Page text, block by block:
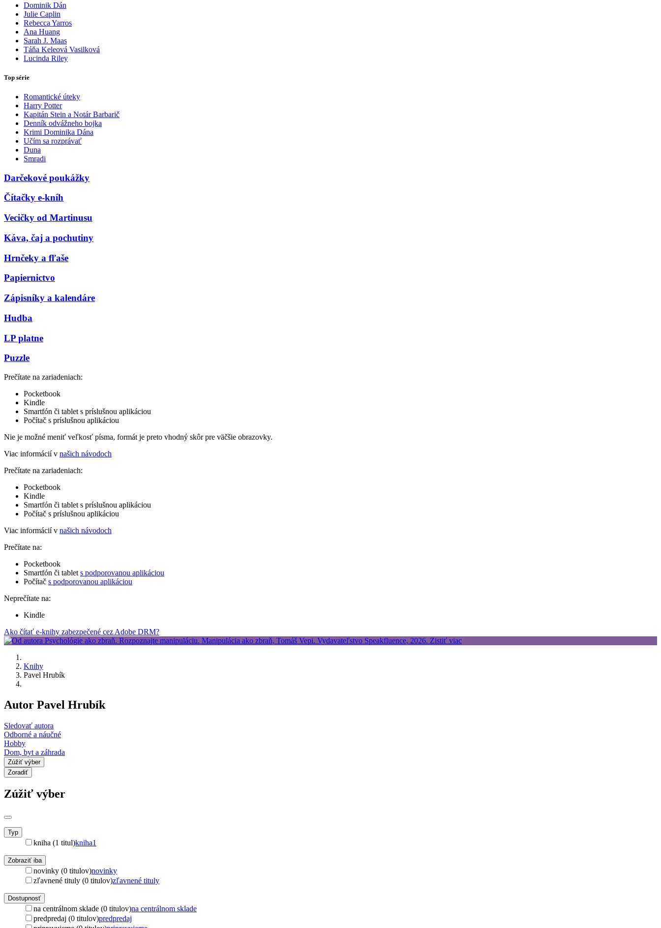
Dominik Dán
Julie Caplin
Rebecca Yarros
Ana Huang
Sarah J. Maas
Táňa Keleová Vasilková
Lucinda Riley
Top série
Romantické úteky
Harry Potter
Kapitán Stein a Notár Barbarič
Denník odvážneho bojka
Krimi Dominika Dána
Učím sa rozprávať
Duna
Smradi
Darčekové poukážky
Čítačky e-kníh
Vecičky od Martinusu
Káva, čaj a pochutiny
Hrnčeky a fľaše
Papiernictvo
Zápisníky a kalendáre
Hudba
LP platne
Puzzle
Prečítate na zariadeniach:
Pocketbook
Kindle
Smartfón či tablet s príslušnou aplikáciou
Počítač s príslušnou aplikáciou
Nie je možné meniť veľkosť písma, formát je preto vhodný skôr pre väčšie obrazovky.
Viac informácií v našich návodoch
Prečítate na zariadeniach:
Pocketbook
Kindle
Smartfón či tablet s príslušnou aplikáciou
Počítač s príslušnou aplikáciou
Viac informácií v našich návodoch
Prečítate na:
Pocketbook
Smartfón či tablet s podporovanou aplikáciou
Počítač s podporovanou aplikáciou
Neprečítate na:
Kindle
Ako čítať e-knihy zabezpečené cez Adobe DRM?
Knihy
Pavel Hrubík
Autor Pavel Hrubík
Sledovať autora
Odborné a náučné
Hobby
Dom, byt a záhrada
Zúžiť výber
Zoradiť
Zúžiť výber
Typ
kniha (1 titul)kniha1
Zobraziť iba
novinky (0 titulov)novinky
zľavnené tituly (0 titulov)zľavnené tituly
Dostupnosť
na centrálnom sklade (0 titulov)na centrálnom sklade
predpredaj (0 titulov)predpredaj